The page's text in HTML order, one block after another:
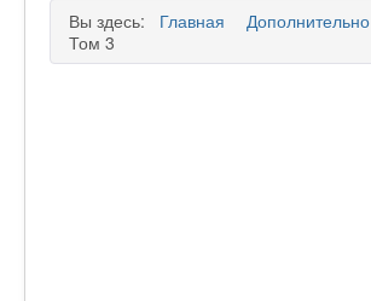
Вы здесь:
Главная Дополнительно
Том 3